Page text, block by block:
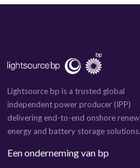
Lightsource bp is a trusted global
independent power producer (IPP)
delivering end-to-end onshore
energy and battery storage solutions.
Een onderneming van bp